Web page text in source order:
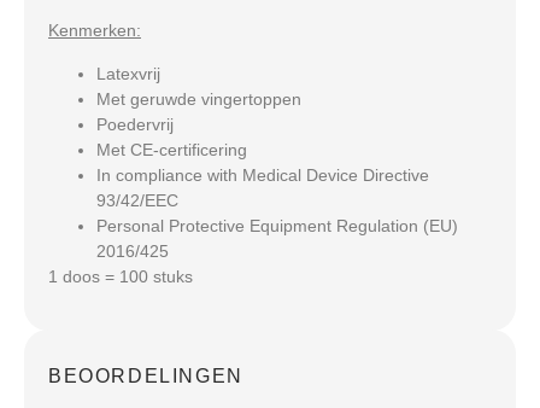
Kenmerken:
Latexvrij
Met geruwde vingertoppen
Poedervrij
Met CE-certificering
In compliance with Medical Device Directive
93/42/EEC
Personal Protective Equipment Regulation (EU)
2016/425
1 doos = 100 stuks
BEOORDELINGEN